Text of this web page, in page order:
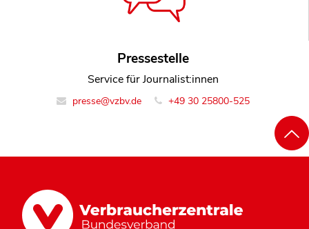
Pressestelle
Service für Journalist:innen
presse@vzbv.de +49 30 25800-525